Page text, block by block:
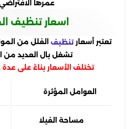
عمرها
اسعار تنظيف
تعتبر أسعارتنظيف الفلل من
تشغل بال العديد من
تختلف الأسعار بناءً على
العوامل المؤثرة
مساحة الفيلا